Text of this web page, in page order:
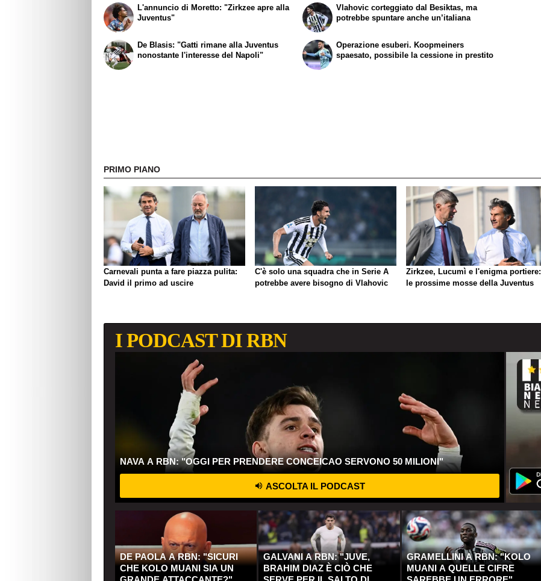
L'annuncio di Moretto: "Zirkzee apre alla
Juventus"
De Blasis: "Gatti rimane alla Juventus
nonostante l'interesse del Napoli"
Vlahovic corteggiato dal Besiktas, ma
potrebbe spuntare anche un’italiana
Operazione esuberi. Koopmeiners
spaesato, possibile la cessione in prestito
PRIMO PIANO
Carnevali punta a fare piazza pulita:
David il primo ad uscire
C'è solo una squadra che in Serie A
potrebbe avere bisogno di Vlahovic
Zirkzee, Lucumì e l'enigma portiere:
le prossime mosse della Juventus
I PODCAST DI RBN
NAVA A RBN: "OGGI PER PRENDERE CONCEICAO SERVONO 50 MILIONI"
ASCOLTA IL PODCAST
DE PAOLA A RBN: "SICURI
CHE KOLO MUANI SIA UN
GALVANI A RBN: "JUVE,
BRAHIM DIAZ È CIÒ CHE
GRAMELLINI A RBN: "KOLO
MUANI A QUELLE CIFRE